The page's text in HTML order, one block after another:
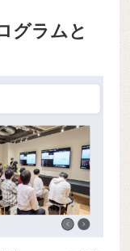
グラムと